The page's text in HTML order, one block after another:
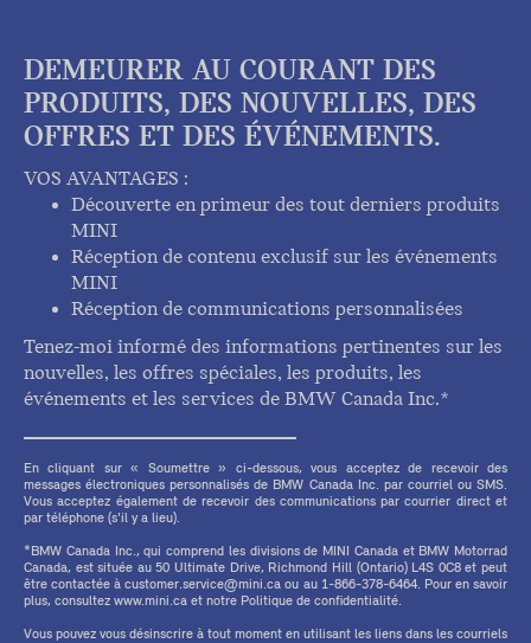
DEMEURER AU COURANT DES
PRODUITS, DES NOUVELLES, DES
OFFRES ET DES ÉVÉNEMENTS.
VOS AVANTAGES :
Découverte en primeur des tout derniers produits
MINI
Réception de contenu exclusif sur les événements
MINI
Réception de communications personnalisées
Tenez-moi informé des informations pertinentes sur les
nouvelles, les offres spéciales, les produits, les
événements et les services de BMW Canada Inc.*
En cliquant sur « Soumettre » ci-dessous, vous acceptez de recevoir des
messages électroniques personnalisés de BMW Canada Inc. par courriel ou SMS.
Vous acceptez également de recevoir des communications par courrier direct et
par téléphone (s'il y a lieu).
*BMW Canada Inc., qui comprend les divisions de MINI Canada et BMW Motorrad
Canada, est située au 50 Ultimate Drive, Richmond Hill (Ontario) L4S 0C8 et peut
être contactée à customer.service@mini.ca ou au 1-866-378-6464. Pour en savoir
plus, consultez www.mini.ca et notre Politique de confidentialité.
Vous pouvez vous désinscrire à tout moment en utilisant les liens dans les courriels